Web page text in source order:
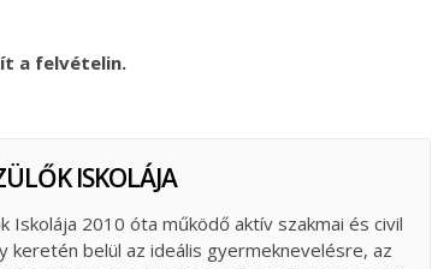
a felvételin.
ISKOLÁJA
Iskolája 2010 óta működő aktív szakmai és civil
keretén belül az ideális gyermeknevelésre, az